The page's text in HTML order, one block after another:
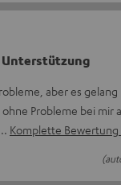
aber es gelang
Probleme bei mir
Komplette Bewertung